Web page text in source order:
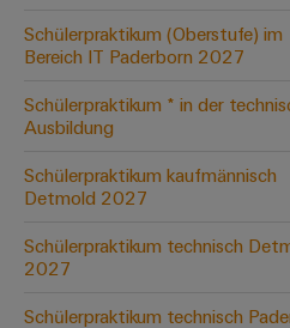
Schülerpraktikum (Oberstufe) im
Bereich IT Paderborn 2027
Schülerpraktikum * in der
Ausbildung
Schülerpraktikum kaufmännisch
Detmold 2027
Schülerpraktikum technisch
2027
Schülerpraktikum technisch